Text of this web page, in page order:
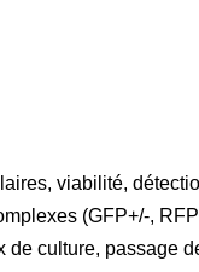
viabilité,
(GFP+/-,
de culture, passage